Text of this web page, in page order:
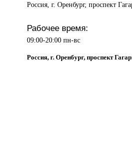
Россия, г. Оренбург, проспект
Рабочее время:
09:00-20:00 пн-вс
Россия, г. Оренбург, проспект